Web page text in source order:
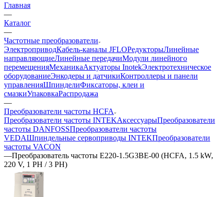
Главная
—
Каталог
—
Частотные преобразователи
ЭлектроприводКабель-каналы JFLOРедукторыЛинейные
направляющиеЛинейные передачиМодули линейного
перемещенияМеханикаАктуаторы InotekЭлектротехническое
оборудованиеЭнкодеры и датчикиКонтроллеры и панели
управленияШпинделиФиксаторы, клеи и
смазкиУпаковкаРаспродажа
—
Преобразователи частоты HCFA
Преобразователи частоты INTEKАксессуарыПреобразователи
частоты DANFOSSПреобразователи частоты
VEDAШпиндельные сервоприводы INTEKПреобразователи
частоты VACON
—Преобразователь частоты E220-1.5G3BE-00 (HCFA, 1.5 kW,
220 V, 1 PH / 3 PH)